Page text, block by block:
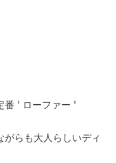
番 ' ローファー '
らも大人らしいディ